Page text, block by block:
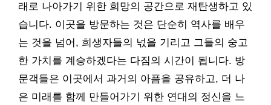
래로 나아가기 위한 희망의 공간으로 재탄생하고 있
습니다. 이곳을 방문하는 것은 단순히 역사를 배우
는 것을 넘어, 희생자들의 넋을 기리고 그들의 숭고
한 가치를 계승하겠다는 다짐의 시간이 됩니다. 방
문객들은 이곳에서 과거의 아픔을 공유하고, 더 나
은 미래를 함께 만들어가기 위한 연대의 정신을 느